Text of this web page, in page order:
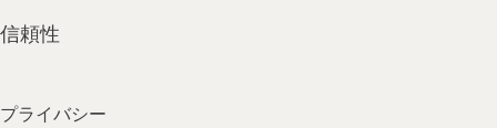
信頼性
プライバシー